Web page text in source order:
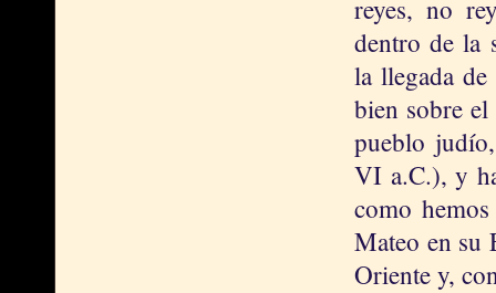
reyes, no
dentro de la
la llegada
bien sobre
pueblo
VI a.C.), y
como
Mateo en su
Oriente y,